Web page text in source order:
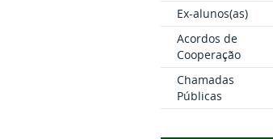
Ex-alunos(as)
Acordos de
Cooperação
Chamadas
Públicas